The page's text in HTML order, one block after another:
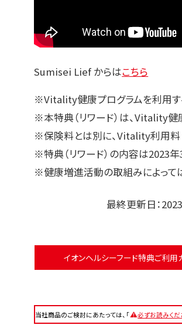
Sumisei Lief からはこちら
※Vitality健康プログラムを利用す
※本特典（リワード）は、Vitality
※保険料とは別に、Vitality利用料
※特典（リワード）の内容は2023
※健康増進活動の取組みによって
最終更新日：
イオンヘルシーフード特典ご利用
当社商品のご検討にあたっては、「 必ずお読みくだ